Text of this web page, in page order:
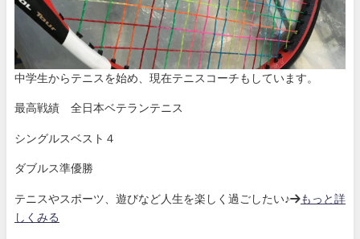
中学生からテニスを始め、現在テニスコーチもしています。
最高戦績 全日本ベテランテニス
シングルスベスト４
ダブルス準優勝
テニスやスポーツ、遊びなど人生を楽しく過ごしたい♪→もっと詳
しくみる